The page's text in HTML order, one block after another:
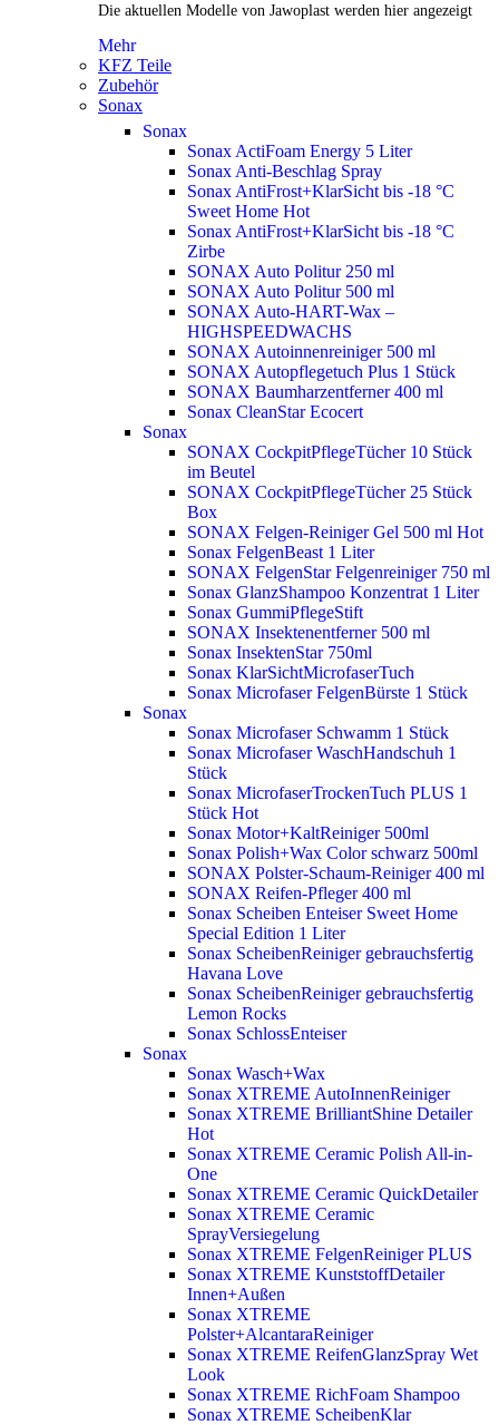
Die aktuellen Modelle von Jawoplast werden hier angezeigt
Mehr
KFZ Teile
Zubehör
Sonax
Sonax
Sonax ActiFoam Energy 5 Liter
Sonax Anti-Beschlag Spray
Sonax AntiFrost+KlarSicht bis -18 °C
Sweet Home Hot
Sonax AntiFrost+KlarSicht bis -18 °C
Zirbe
SONAX Auto Politur 250 ml
SONAX Auto Politur 500 ml
SONAX Auto-HART-Wax –
HIGHSPEEDWACHS
SONAX Autoinnenreiniger 500 ml
SONAX Autopflegetuch Plus 1 Stück
SONAX Baumharzentferner 400 ml
Sonax CleanStar Ecocert
Sonax
SONAX CockpitPflegeTücher 10 Stück
im Beutel
SONAX CockpitPflegeTücher 25 Stück
Box
SONAX Felgen-Reiniger Gel 500 ml Hot
Sonax FelgenBeast 1 Liter
SONAX FelgenStar Felgenreiniger 750 ml
Sonax GlanzShampoo Konzentrat 1 Liter
Sonax GummiPflegeStift
SONAX Insektenentferner 500 ml
Sonax InsektenStar 750ml
Sonax KlarSichtMicrofaserTuch
Sonax Microfaser FelgenBürste 1 Stück
Sonax
Sonax Microfaser Schwamm 1 Stück
Sonax Microfaser WaschHandschuh 1
Stück
Sonax MicrofaserTrockenTuch PLUS 1
Stück Hot
Sonax Motor+KaltReiniger 500ml
Sonax Polish+Wax Color schwarz 500ml
SONAX Polster-Schaum-Reiniger 400 ml
SONAX Reifen-Pfleger 400 ml
Sonax Scheiben Enteiser Sweet Home
Special Edition 1 Liter
Sonax ScheibenReiniger gebrauchsfertig
Havana Love
Sonax ScheibenReiniger gebrauchsfertig
Lemon Rocks
Sonax SchlossEnteiser
Sonax
Sonax Wasch+Wax
Sonax XTREME AutoInnenReiniger
Sonax XTREME BrilliantShine Detailer
Hot
Sonax XTREME Ceramic Polish All-in-
One
Sonax XTREME Ceramic QuickDetailer
Sonax XTREME Ceramic
SprayVersiegelung
Sonax XTREME FelgenReiniger PLUS
Sonax XTREME KunststoffDetailer
Innen+Außen
Sonax XTREME
Polster+AlcantaraReiniger
Sonax XTREME ReifenGlanzSpray Wet
Look
Sonax XTREME RichFoam Shampoo
Sonax XTREME ScheibenKlar